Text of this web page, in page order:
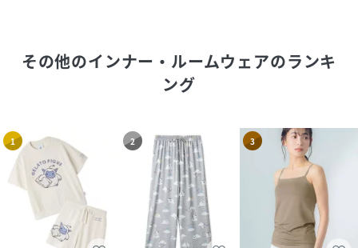
その他のインナー・ルームウェアのランキ
ング
1 2 3